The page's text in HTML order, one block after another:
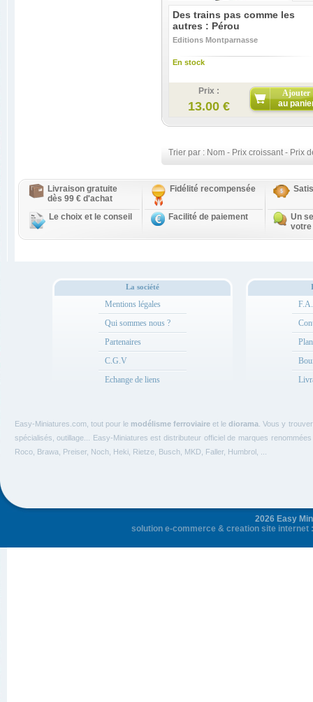
Des trains pas comme les
autres : Pérou
Editions Montparnasse
En stock
Prix :
13.00 €
Ajouter
au
Trier par : Nom - Prix croissant- Prix
Livraison gratuite
dès 99 € d'achat
Fidélité recompensée
Le choix et le conseil Facilité de paiement
Un
votre
La société
Mentions légales
Qui sommes nous ?
Partenaires
C.G.V
Echange de liens
Easy-Miniatures.com, tout pour le modélisme ferroviaireet lediorama . Vous y
spécialisés, outillage... Easy-Miniatures est distributeur officiel de marques
Roco, Brawa, Preiser, Noch, Heki, Rietze, Busch, MKD, Faller, Humbrol, ...
2026 Easy
solution e-commerce & creation site internet